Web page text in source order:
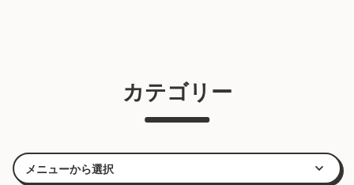
カテゴリー